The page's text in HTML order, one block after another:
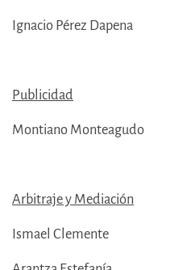
Ignacio Pérez Dapena
Publicidad
Montiano Monteagudo
Arbitraje y Mediación
Ismael Clemente